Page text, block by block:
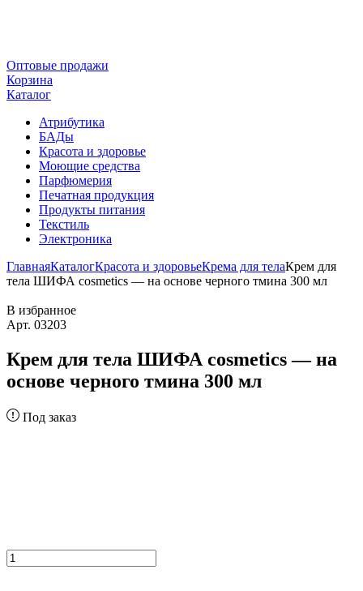
Оптовые продажи
Корзина
Каталог
Атрибутика
БАДы
Красота и здоровье
Моющие средства
Парфюмерия
Печатная продукция
Продукты питания
Текстиль
Электроника
ГлавнаяКаталогКрасота и здоровьеКрема для телаКрем для
тела ШИФА cosmetics — на основе черного тмина 300 мл
В избранное
Арт. 03203
Крем для тела ШИФА cosmetics — на
основе черного тмина 300 мл
Под заказ